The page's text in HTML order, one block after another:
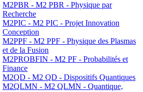
M2PBR - M2 PBR - Physique par
Recherche
M2PIC - M2 PIC - Projet Innovation
Conception
M2PPF - M2 PPF - Physique des Plasmas
et de la Fusion
M2PROBFIN - M2 PF - Probabilités et
Finance
M2QD - M2 QD - Dispositifs Quantiques
M2QLMN - M2 QLMN - Quantique,